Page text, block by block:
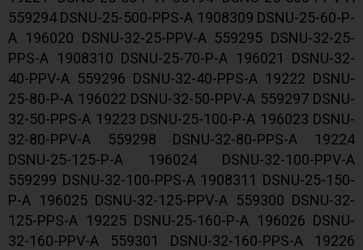
559294 DSNU-25-500-PPS-A 1908309 DSNU-25-60-P-
A 196020 DSNU-32-25-PPV-A 559295 DSNU-32-25-
PPS-A 1908310 DSNU-25-70-P-A 196021 DSNU-32-
40-PPV-A 559296 DSNU-32-40-PPS-A 19222 DSNU-
25-80-P-A 196022 DSNU-32-50-PPV-A 559297 DSNU-
32-50-PPS-A 19223 DSNU-25-100-P-A 196023 DSNU-
32-80-PPV-A 559298 DSNU-32-80-PPS-A 19224
DSNU-25-125-P-A 196024 DSNU-32-100-PPV-A
559299 DSNU-32-100-PPS-A 1908311 DSNU-25-150-
P-A 196025 DSNU-32-125-PPV-A 559300 DSNU-32-
125-PPS-A 19225 DSNU-25-160-P-A 196026 DSNU-
32-160-PPV-A 559301 DSNU-32-160-PPS-A 19226